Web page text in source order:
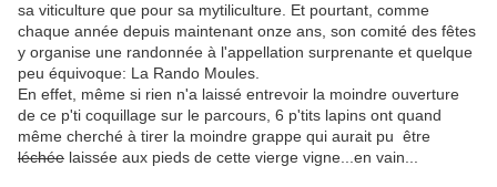
sa viticulture que pour sa mytiliculture. Et pourtant, comme
chaque année depuis maintenant onze ans, son comité des fêtes
y organise une randonnée à l'appellation surprenante et quelque
peu équivoque: La Rando Moules.
En effet, même si rien n'a laissé entrevoir la moindre ouverture
de ce p'ti coquillage sur le parcours, 6 p'tits lapins ont quand
même cherché à tirer la moindre grappe qui aurait pu être
léchée laissée aux pieds de cette vierge vigne...en vain...